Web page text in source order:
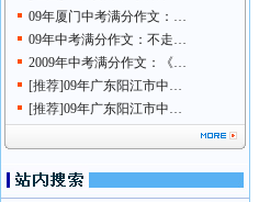
09年厦门中考满分作文：…
09年中考满分作文：不走…
2009年中考满分作文：《…
[推荐]09年广东阳江市中…
[推荐]09年广东阳江市中…